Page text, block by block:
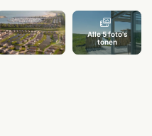
Alle 5 foto's
tonen